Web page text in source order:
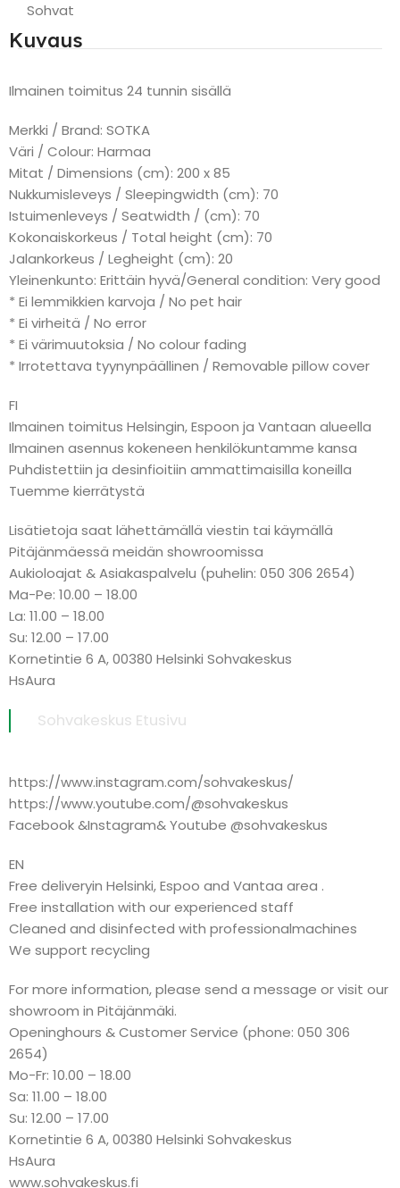
Sohvat
Kuvaus
Ilmainen toimitus 24 tunnin sisällä
Merkki / Brand: SOTKA
Väri / Colour: Harmaa
Mitat / Dimensions (cm): 200 x 85
Nukkumisleveys / Sleepingwidth (cm): 70
Istuimenleveys / Seatwidth / (cm): 70
Kokonaiskorkeus / Total height (cm): 70
Jalankorkeus / Legheight (cm): 20
Yleinenkunto: Erittäin hyvä/General condition: Very good
* Ei lemmikkien karvoja / No pet hair
* Ei virheitä / No error
* Ei värimuutoksia / No colour fading
* Irrotettava tyynynpäällinen / Removable pillow cover
FI
Ilmainen toimitus Helsingin, Espoon ja Vantaan alueella
Ilmainen asennus kokeneen henkilökuntamme kansa
Puhdistettiin ja desinfioitiin ammattimaisilla koneilla
Tuemme kierrätystä
Lisätietoja saat lähettämällä viestin tai käymällä
Pitäjänmäessä meidän showroomissa
Aukioloajat & Asiakaspalvelu (puhelin: 050 306 2654)
Ma-Pe: 10.00 – 18.00
La: 11.00 – 18.00
Su: 12.00 – 17.00
Kornetintie 6 A, 00380 Helsinki Sohvakeskus
HsAura
Sohvakeskus Etusivu
https://www.instagram.com/sohvakeskus/
https://www.youtube.com/@sohvakeskus
Facebook &Instagram& Youtube @sohvakeskus
EN
Free deliveryin Helsinki, Espoo and Vantaa area .
Free installation with our experienced staff
Cleaned and disinfected with professionalmachines
We support recycling
For more information, please send a message or visit our
showroom in Pitäjänmäki.
Openinghours & Customer Service (phone: 050 306
2654)
Mo-Fr: 10.00 – 18.00
Sa: 11.00 – 18.00
Su: 12.00 – 17.00
Kornetintie 6 A, 00380 Helsinki Sohvakeskus
HsAura
www.sohvakeskus.fi